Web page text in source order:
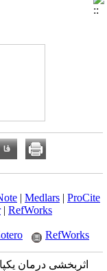
| Medlars | ProCite
| RefWorks
RefWorks